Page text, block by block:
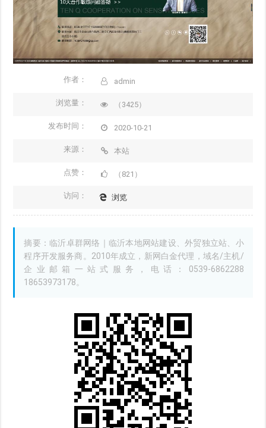
作者： admin
浏览量： （3425）
发布时间： 2020-10-21
来源： 本站
点赞： （821）
访问： 浏览
摘要：临沂卓群网络｜临沂本地网站建设、外贸独立站、小
程序开发服务商。2010年成立，新网白金代理，域名/主机/
企业邮箱一站式服务，电话：0539-6862288
18653973178。